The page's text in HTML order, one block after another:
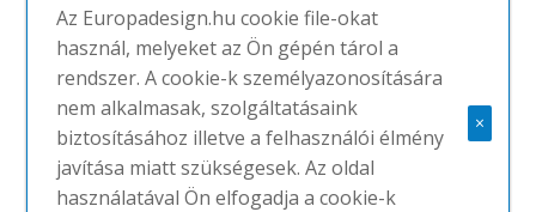
Prestige
NINCS
Az Europadesign.hu cookie file-okat
használ, melyeket az Ön gépén tárol a
rendszer. A cookie-k személyazonosítására
nem alkalmasak, szolgáltatásaink
biztosításához illetve a felhasználói élmény
javítása miatt szükségesek. Az oldal
használatával Ön elfogadja a cookie-k
×